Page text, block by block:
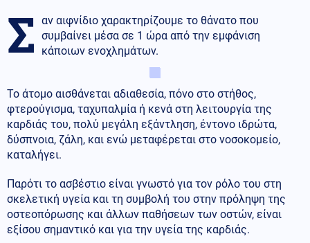
Σ αν αιφνίδιο χαρακτηρίζουμε το θάνατο που
συμβαίνει μέσα σε 1 ώρα από την εμφάνιση
κάποιων ενοχλημάτων.
Το άτομο αισθάνεται αδιαθεσία, πόνο στο στήθος,
φτερούγισμα, ταχυπαλμία ή κενά στη λειτουργία της
καρδιάς του, πολύ μεγάλη εξάντληση, έντονο ιδρώτα,
δύσπνοια, ζάλη, και ενώ μεταφέρεται στο νοσοκομείο,
καταλήγει.
Παρότι το ασβέστιο είναι γνωστό για τον ρόλο του στη
σκελετική υγεία και τη συμβολή του στην πρόληψη της
οστεοπόρωσης και άλλων παθήσεων των οστών, είναι
εξίσου σημαντικό και για την υγεία της καρδιάς.